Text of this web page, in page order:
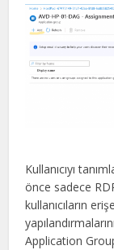
Kullanıcıyı
önce sadece
kullanıcıların
Application